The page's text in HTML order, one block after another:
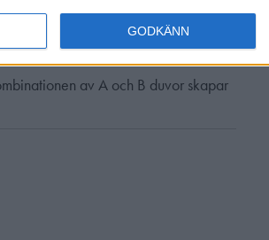
GODKÄNN
mer än 80% av dessa duvor.
av A och B duvor skapar